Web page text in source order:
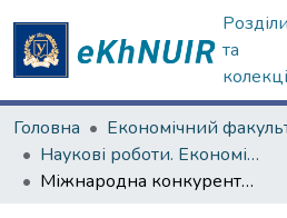
Розділи
та
Головна
Економічний
Наукові роботи. Економічний факультет
Міжнародна конкурентоспроможність національної економіки в умовах економічної інтеграції та лібералізації світогосподарських відносин